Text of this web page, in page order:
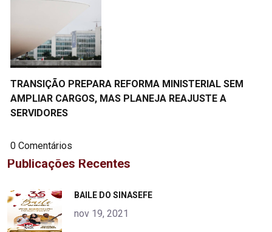
TRANSIÇÃO PREPARA REFORMA MINISTERIAL SEM
AMPLIAR CARGOS, MAS PLANEJA REAJUSTE A
SERVIDORES
0 Comentários
Publicações Recentes
alt="product">
BAILE DO SINASEFE
nov 19, 2021